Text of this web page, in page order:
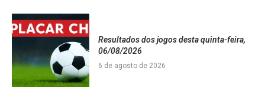
Resultados dos jogos desta quinta-feira,
06/08/2026
6 de agosto de 2026